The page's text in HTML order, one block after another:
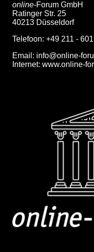
online-Forum GmbH
Ratinger Str. 25
40213 Düsseldorf
Telefoon: +49 211 -
Email: info@online-
Internet: www.online-